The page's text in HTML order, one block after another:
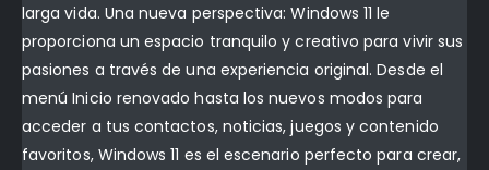
larga vida. Una nueva perspectiva: Windows 11 le
proporciona un espacio tranquilo y creativo para vivir sus
pasiones a través de una experiencia original. Desde el
menú Inicio renovado hasta los nuevos modos para
acceder a tus contactos, noticias, juegos y contenido
favoritos, Windows 11 es el escenario perfecto para crear,